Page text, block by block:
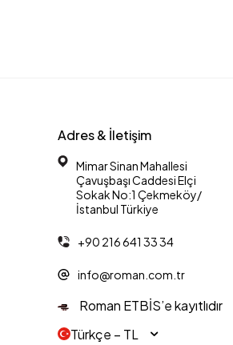
Adres & İletişim
Mimar Sinan Mahallesi
Çavuşbaşı Caddesi Elçi
Sokak No:1 Çekmeköy/
İstanbul Türkiye
+90 216 641 33 34
info@roman.com.tr
Roman ETBİS’e kayıtlıdır
Türkçe − TL